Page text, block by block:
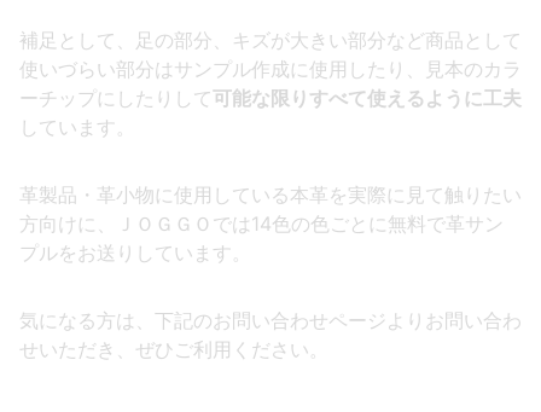
補足として、足の部分、キズが大きい部分など商品として
使いづらい部分はサンプル作成に使用したり、見本のカラ
ーチップにしたりして可能な限りすべて使えるように工夫
しています。
革製品・革小物に使用している本革を実際に見て触りたい
方向けに、ＪＯＧＧＯでは14色の色ごとに無料で革サン
プルをお送りしています。
気になる方は、下記のお問い合わせページよりお問い合わ
せいただき、ぜひご利用ください。